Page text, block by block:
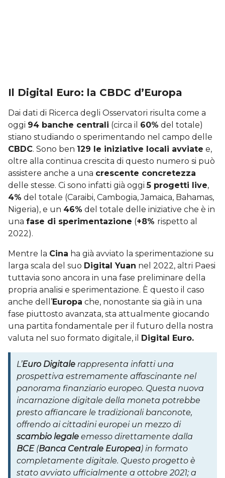
Il Digital Euro: la CBDC d’Europa
Dai dati di Ricerca degli Osservatori risulta come a
oggi 94 banche centrali (circa il 60% del totale)
stiano studiando o sperimentando nel campo delle
CBDC. Sono ben 129 le iniziative locali avviate e,
oltre alla continua crescita di questo numero si può
assistere anche a una crescente concretezza
delle stesse. Ci sono infatti già oggi5 progetti live,
4% del totale (Caraibi, Cambogia, Jamaica, Bahamas,
Nigeria), e un 46% del totale delle iniziative che è in
una fase di sperimentazione (+8% rispetto al
2022).
Mentre la Cina ha già avviato la sperimentazione su
larga scala del suo Digital Yuan nel 2022, altri Paesi
tuttavia sono ancora in una fase preliminare della
propria analisi e sperimentazione. È questo il caso
anche dell’Europa che, nonostante sia già in una
fase piuttosto avanzata, sta attualmente giocando
una partita fondamentale per il futuro della nostra
valuta nel suo formato digitale, il Digital Euro.
L’Euro Digitale rappresenta infatti una
prospettiva estremamente affascinante nel
panorama finanziario europeo. Questa nuova
incarnazione digitale della moneta potrebbe
presto affiancare le tradizionali banconote,
offrendo ai cittadini europei un mezzo di
scambio legale emesso direttamente dalla
BCE (Banca Centrale Europea) in formato
completamente digitale. Questo progetto è
stato avviato ufficialmente a ottobre 2021; a